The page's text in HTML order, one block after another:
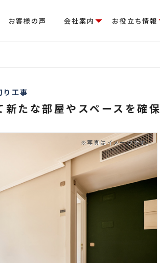
お客様の声 会社案内 お役立ち情報
り工事
たな部屋やスペースを確保